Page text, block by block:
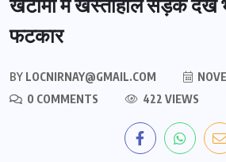
फटकार
BY LOCNIRNAY@GMAIL.COM
0 COMMENTS
422 VIEWS